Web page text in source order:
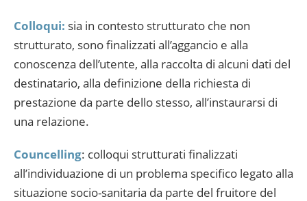
Colloqui: sia in contesto strutturato che non
strutturato, sono finalizzati all’aggancio e alla
conoscenza dell’utente, alla raccolta di alcuni dati del
destinatario, alla definizione della richiesta di
prestazione da parte dello stesso, all’instaurarsi di
una relazione.
Councelling: colloqui strutturati finalizzati
all’individuazione di un problema specifico legato alla
situazione socio-sanitaria da parte del fruitore del